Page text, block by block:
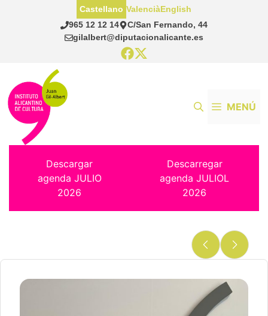
965 12 12 14
C/San Fernando, 44
gilalbert@diputacionalicante.es
Castellano ValenciàEnglish
MENÚ
Descargar
agenda JULIO
2026
Descarregar
agenda JULIOL
2026